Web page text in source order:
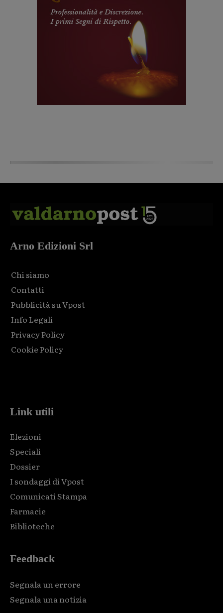
Arno Edizioni Srl
Chi siamo
Contatti
Pubblicità su Vpost
Info Legali
Privacy Policy
Cookie Policy
Link utili
Elezioni
Speciali
Dossier
I sondaggi di Vpost
Comunicati Stampa
Farmacie
Biblioteche
Feedback
Segnala un errore
Segnala una notizia